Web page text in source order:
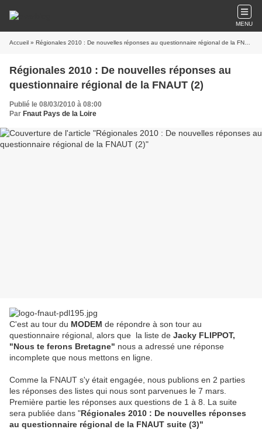
MENU
Accueil » Régionales 2010 : De nouvelles réponses au questionnaire régional de la FNAUT (2)
Régionales 2010 : De nouvelles réponses au
questionnaire régional de la FNAUT (2)
Publié le 08/03/2010 à 08:00
Par Fnaut Pays de la Loire
C'est au tour du MODEM de répondre à son tour au
questionnaire régional, alors que la liste de Jacky FLIPPOT,
"Nous te ferons Bretagne" nous a adressé une réponse
incomplete que nous mettons en ligne.
Comme la FNAUT s'y était engagée, nous publions en 2 parties
les réponses des listes qui nous sont parvenues le 7 mars.
Première partie les réponses aux questions de 1 à 8. La suite
sera publiée dans "Régionales 2010 : De nouvelles réponses
au questionnaire régional de la FNAUT suite (3)"